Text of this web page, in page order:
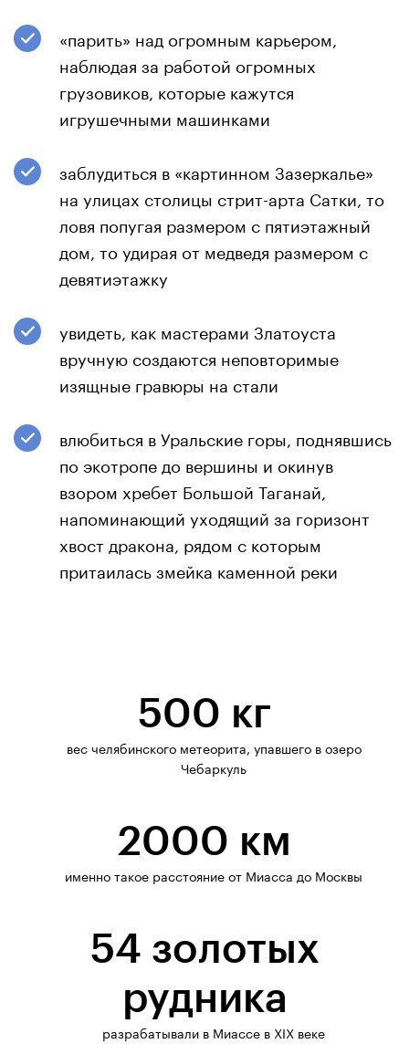
«парить» над огромным карьером,
наблюдая за работой огромных
грузовиков, которые кажутся
игрушечными машинками
заблудиться в «картинном Зазеркалье»
на улицах столицы стрит-арта Сатки, то
ловя попугая размером с пятиэтажный
дом, то удирая от медведя размером с
девятиэтажку
увидеть, как мастерами Златоуста
вручную создаются неповторимые
изящные гравюры на стали
влюбиться в Уральские горы, поднявшись
по экотропе до вершины и окинув
взором хребет Большой Таганай,
напоминающий уходящий за горизонт
хвост дракона, рядом с которым
притаилась змейка каменной реки
500 кг
вес челябинского метеорита, упавшего в озеро
Чебаркуль
2000 км
именно такое расстояние от Миасса до Москвы
54 золотых
рудника
разрабатывали в Миассе в XIX веке